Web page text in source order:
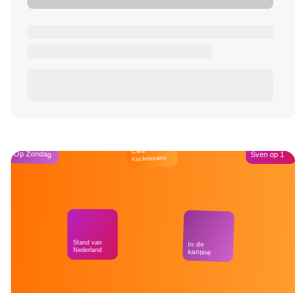
Op Zondag
Stand van
Nederland
Café
Kockelmann
In de
kantine
Sven op 1